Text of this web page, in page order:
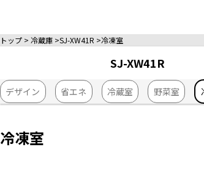
トップ 冷蔵庫 SJ-XW41R 冷凍室
SJ-XW41R
デザイン 省エネ 冷蔵室 野菜室
冷凍室